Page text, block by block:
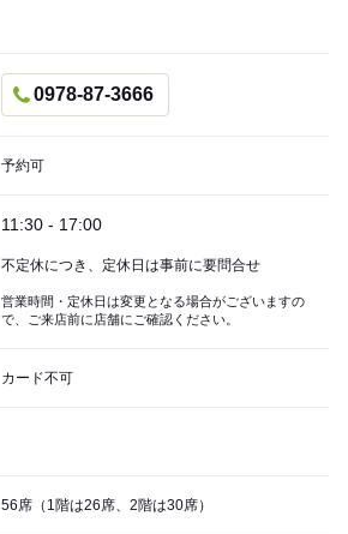
0978-87-3666
予約可
11:30 - 17:00
不定休につき、定休日は事前に要問合せ
営業時間・定休日は変更となる場合がございますの
で、ご来店前に店舗にご確認ください。
カード不可
56席（1階は26席、2階は30席）